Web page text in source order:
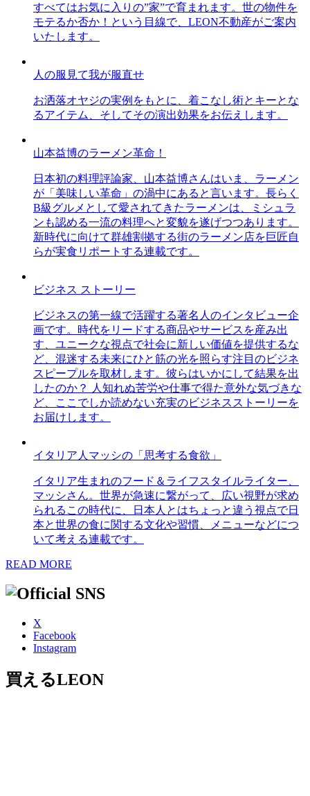
すべてはお気に入りの”家”で育まれます。世の物件を
モテるか否か！という目線で、LEON不動産がご案内
いたします。
人の服見て我が服直せ
お洒落オヤジの実例をもとに、着こなし術とキーとな
るアイテム、そしてその演出効果をお伝えします。
山本益博のラーメン革命！
日本初の料理評論家、山本益博さんはいま、ラーメン
が「美味しい革命」の渦中にあると言います。長らく
B級グルメとして愛されてきたラーメンは、ミシュラ
ンも認める一流の料理へと変貌を遂げつつあります。
新時代に向けて群雄割拠する街のラーメン店を巨匠自
らが実食リポートする連載です。
ビジネス ストーリー
ビジネスの第一線で活躍する著名人のインタビュー企
画です。時代をリードする商品やサービスを産み出
す、ユニークな視点で社会に新しい価値を提供するな
ど、混迷する未来にひと筋の光を照らす注目のビジネ
スピープルを取材します。彼らはいかにして結果を出
したのか？ 人知れぬ苦労や仕事で得た意外な気づきな
ど、ここでしか読めない充実のビジネスストーリーを
お届けします。
イタリア人マッシの「思考する食欲」
イタリア生まれのフード＆ライフスタイルライター、
マッシさん。世界が急速に繋がって、広い視野が求め
られるこの時代に、日本人とはちょっと違う視点で日
本と世界の食に関する文化や習慣、メニューなどにつ
いて考える連載です。
READ MORE
X
Facebook
Instagram
買えるLEON